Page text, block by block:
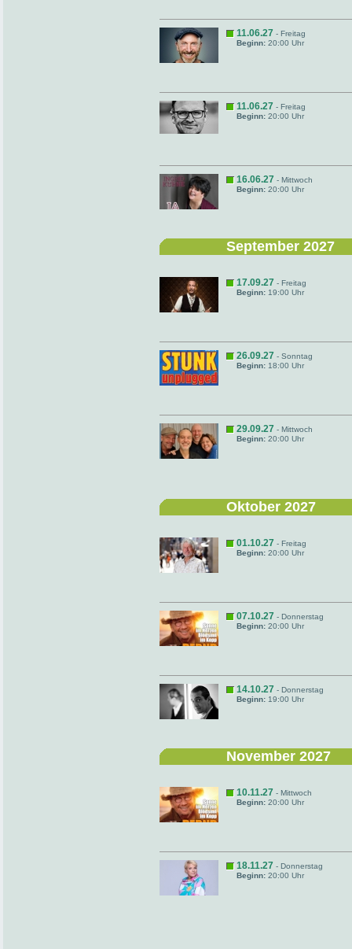
11.06.27 - Freitag
Beginn: 20:00 Uhr
11.06.27 - Freitag
Beginn: 20:00 Uhr
16.06.27 - Mittwoch
Beginn: 20:00 Uhr
September 2027
17.09.27 - Freitag
Beginn: 19:00 Uhr
26.09.27 - Sonntag
Beginn: 18:00 Uhr
29.09.27 - Mittwoch
Beginn: 20:00 Uhr
Oktober 2027
01.10.27 - Freitag
Beginn: 20:00 Uhr
07.10.27 - Donnerstag
Beginn: 20:00 Uhr
14.10.27 - Donnerstag
Beginn: 19:00 Uhr
November 2027
10.11.27 - Mittwoch
Beginn: 20:00 Uhr
18.11.27 - Donnerstag
Beginn: 20:00 Uhr